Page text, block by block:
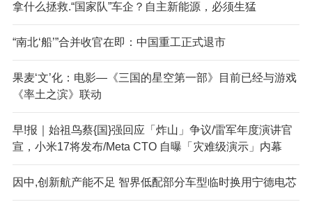
拿什么拯救.“国家队”车企？自主新能源，必须生猛
“南北‘船’”合并收官在即：中国重工正式退市
果麦‘文’化：电影—《三国的星空第一部》目前已经与游戏
《率土之滨》联动
早!报｜始祖鸟蔡{国}强回应「炸山」争议/雷军年度演讲官
宣，小米17将发布/Meta CTO 自曝「灾难级演示」内幕
因中,创新航产能不足 智界低配部分车型临时换用宁德电芯